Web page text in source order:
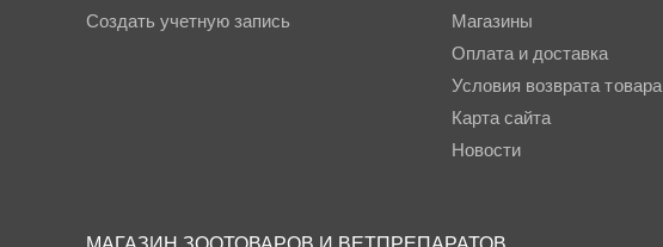
Создать учетную запись
Магазины
Оплата и доставка
Условия возврата товара
Карта сайта
Новости